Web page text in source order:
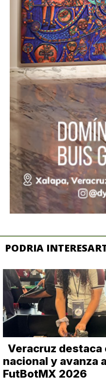
PODRIA
Veracruz destaca
nacional y avanza
FutBotMX 2026